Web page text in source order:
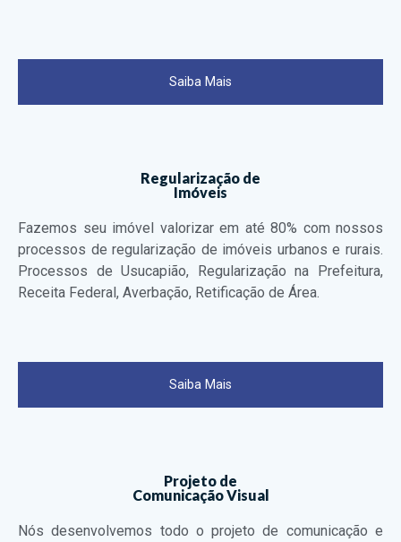
Saiba Mais
Regularização de
Imóveis
Fazemos seu imóvel valorizar em até 80% com nossos
processos de regularização de imóveis urbanos e rurais.
Processos de Usucapião, Regularização na Prefeitura,
Receita Federal, Averbação, Retificação de Área.
Saiba Mais
Projeto de
Comunicação Visual
Nós desenvolvemos todo o projeto de comunicação e